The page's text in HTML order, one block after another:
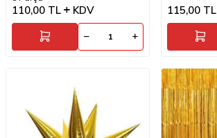
110,00 TL KDV 115,00 TL